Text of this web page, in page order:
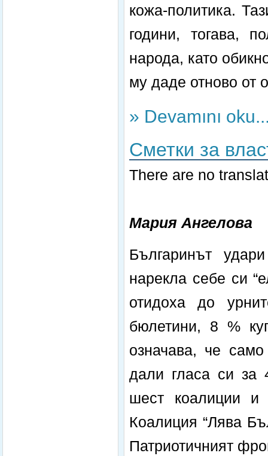
кожа-политика.
години, тогава,
народа, като
му даде отново от
» Devamını
Сметки за
There are no
Мария Ангелова
Българинът
нарекла себе си
отидоха до
бюлетини, 8 %
означава, че
дали гласа си за
шест коалиции и
Коалиция “Лява
Патриотичният